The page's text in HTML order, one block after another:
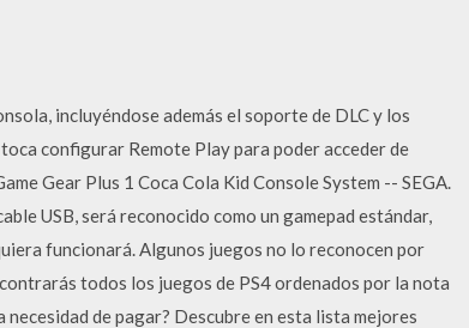
incluyéndose además el soporte de DLC y los
configurar Remote Play para poder acceder de
Gear Plus 1 Coca Cola Kid Console System -- SEGA.
USB, será reconocido como un gamepad estándar,
funcionará. Algunos juegos no lo reconocen por
todos los juegos de PS4 ordenados por la nota
necesidad de pagar? Descubre en esta lista mejores